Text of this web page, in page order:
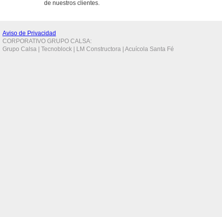
de nuestros clientes.
Aviso de Privacidad
CORPORATIVO GRUPO CALSA:
Grupo Calsa | Tecnoblock | LM Constructora | Acuícola Santa Fé